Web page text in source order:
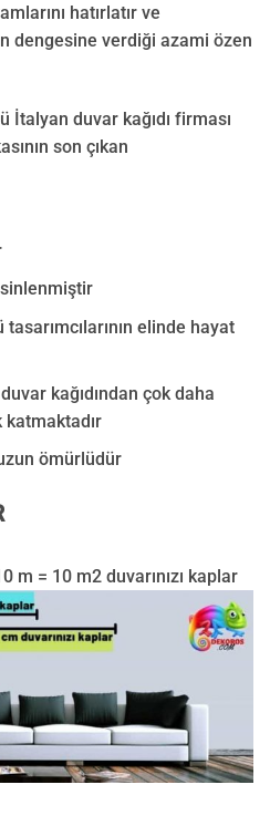
hatırlatır ve
dengesine verdiği azami özen
İtalyan duvar kağıdı firması
son çıkan
elinde hayat
kağıdından çok daha
ömürlüdür
m = 10 m2 duvarınızı kaplar